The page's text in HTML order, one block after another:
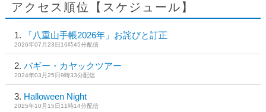
アクセス順位【スケジュール】
「八重山手帳2026年」お詫びと訂正
2026年07月23日16時45分配信
バギー・カヤックツアー
2024年03月25日9時33分配信
Halloween Night
2025年10月15日11時14分配信